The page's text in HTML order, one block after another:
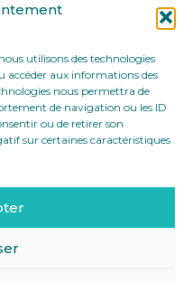
utilisons des technologies
accéder aux informations des
nous permettra de
de navigation ou les ID
ou de retirer son
sur certaines caractéristiques